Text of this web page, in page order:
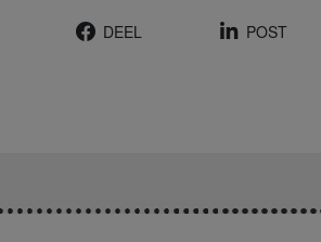
DEEL POST